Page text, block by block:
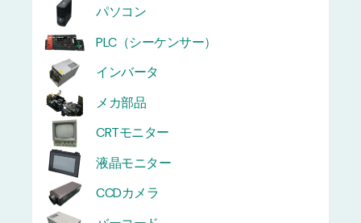
パソコン
PLC（シーケンサー）
インバータ
メカ部品
CRTモニター
液晶モニター
CCDカメラ